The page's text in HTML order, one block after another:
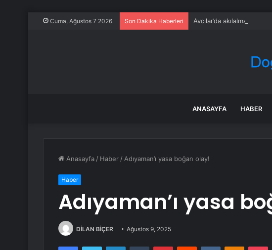
Cuma, Ağustos 7 2026 Son Dakika Haberleri Avcılar’da akılalmaz
ANASAYFA HABER
Anasayfa / Haber / Adıyaman’ı yasa boğan olay!
Haber
Adıyaman’ı yasa
DİLAN BİÇER Ağustos 9, 2025
FacebookTwitter LinkedInTumblr PinterestReddit VKontakte